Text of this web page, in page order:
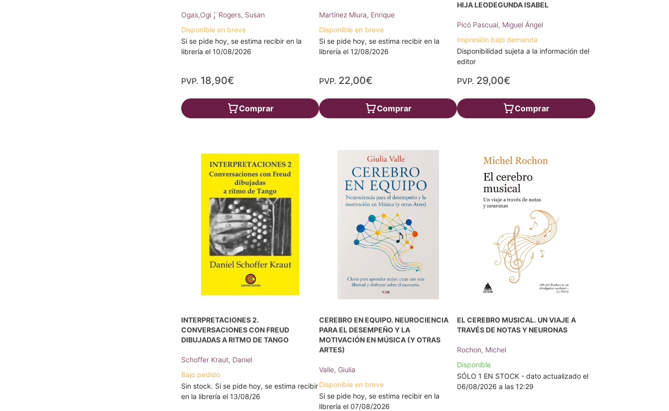
Ogas,Ogi ; Rogers, Susan
Disponible en breve
Si se pide hoy, se estima recibir en la
librería el 10/08/2026
PVP. 18,90€
Comprar
Martínez Miura, Enrique
Disponible en breve
Si se pide hoy, se estima recibir en la
librería el 12/08/2026
PVP. 22,00€
Comprar
HIJA LEODEGUNDA ISABEL
Picó Pascual, Miguel Ángel
Impresión bajo demanda
Disponibilidad sujeta a la información del
editor
PVP. 29,00€
Comprar
INTERPRETACIONES 2.
CONVERSACIONES CON FREUD
DIBUJADAS A RITMO DE TANGO
Schoffer Kraut, Daniel
Bajo pedido
Sin stock. Si se pide hoy, se estima recibir
en la librería el 13/08/26
CEREBRO EN EQUIPO. NEUROCIENCIA
PARA EL DESEMPEÑO Y LA
MOTIVACIÓN EN MÚSICA (Y OTRAS
ARTES)
Valle, Giulia
Disponible en breve
Si se pide hoy, se estima recibir en la
librería el 07/08/2026
EL CEREBRO MUSICAL. UN VIAJE A
TRAVÉS DE NOTAS Y NEURONAS
Rochon, Michel
Disponible
SÓLO 1 EN STOCK - dato actualizado el
06/08/2026 a las 12:29